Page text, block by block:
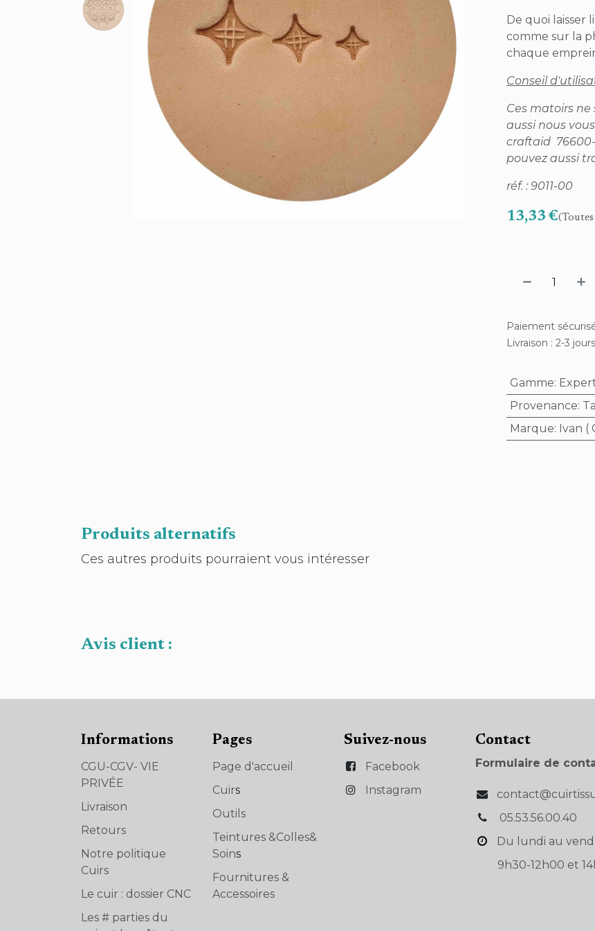
De quoi laisser
comme sur la
chaque
Conseil
Ces matoirs
aussi nous
craftaid
pouvez aussi
réf. : 9011-00
13,33 €
Paiement
Livraison : 2-3
Gamme:
Provenance:
Marque: Ivan (
Produits alternatifs
Ces autres produits pourraient vous intéresser
Avis client :
Informations
CGU-CGV- VIE
PRIVÉE
Livraison
Retours
Notre politique
Cuirs
Le cuir : dossier CNC
Les # parties du
Pages
Page d'accueil
Cuirs
Outils
Teintures &Colles&
Soins
Fournitures &
Accessoires
Suivez-nous
Facebook
Instagram
Con​tact
Formulaire de
05.53.56.00.40
Du lundi au
9h30-12h00 et